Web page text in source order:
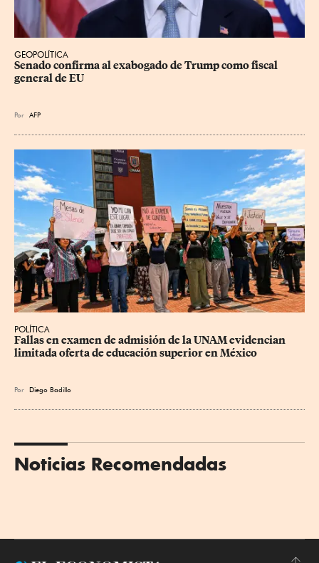
GEOPOLÍTICA
Senado confirma al exabogado de Trump como fiscal
general de EU
Por AFP
POLÍTICA
Fallas en examen de admisión de la UNAM evidencian
limitada oferta de educación superior en México
Por Diego Badillo
Noticias Recomendadas